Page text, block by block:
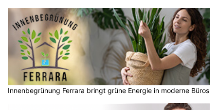
Innenbegrünung Ferrara bringt grüne Energie in moderne Büros